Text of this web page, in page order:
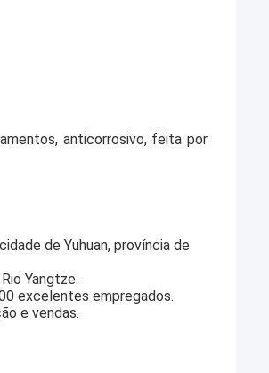
anticorrosivo, feita por
de Yuhuan, província de
Yangtze.
excelentes empregados.
e vendas.